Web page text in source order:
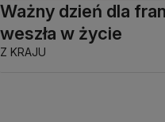
Ważny dzień dla
weszła w życie
Z KRAJU